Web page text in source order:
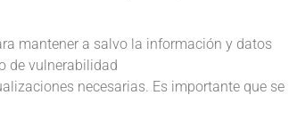
mantener a salvo la información y datos
de vulnerabilidad
necesarias. Es importante que se